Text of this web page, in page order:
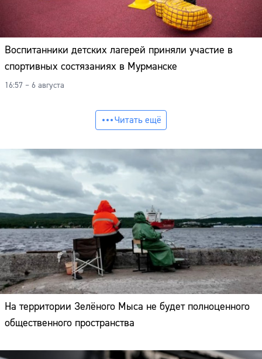
Воспитанники детских лагерей приняли участие в
спортивных состязаниях в Мурманске
16:57 – 6 августа
Читать ещё
На территории Зелёного Мыса не будет полноценного
общественного пространства